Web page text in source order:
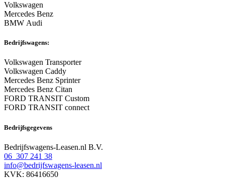
Volkswagen
Mercedes Benz
BMW Audi
Bedrijfswagens:
Volkswagen Transporter
Volkswagen Caddy
Mercedes Benz Sprinter
Mercedes Benz Citan
FORD TRANSIT Custom
FORD TRANSIT connect
Bedrijfsgegevens
Bedrijfswagens-Leasen.nl B.V.
06 307 241 38
info@bedrijfswagens-leasen.nl
KVK: 86416650